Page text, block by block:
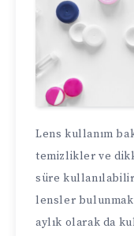
Lens kullanım
temizlikler ve
süre
lensler
aylık olarak da